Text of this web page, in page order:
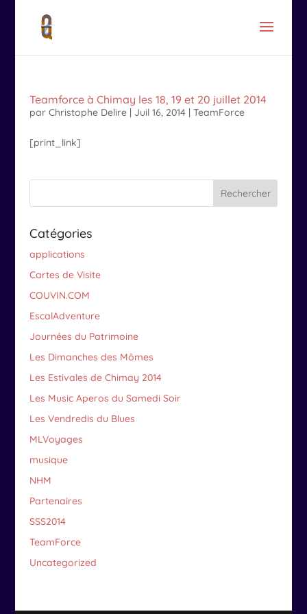
Teamforce à Chimay les 18, 19 et 20 juillet 2014
par Christophe Delire| Juil 16, 2014| TeamForce
[print_link]
Catégories
applications
Cartes de Visite
COUVIN.COM
EscalAdventure
Journées du Patrimoine
Les Dimanches des Mômes
Les Estivales de Chimay 2014
Les Music Aperos du Samedi Soir
Les Vendredis du Blues
MLVoyages
musique
NHM
Partenaires
SSS2014
TeamForce
Uncategorized